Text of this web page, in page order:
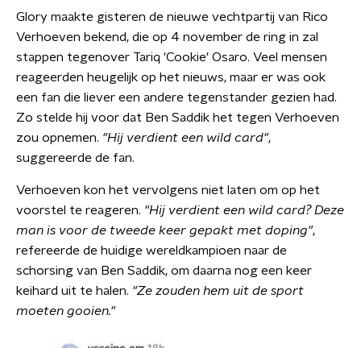
Glory maakte gisteren de nieuwe vechtpartij van Rico
Verhoeven bekend, die op 4 november de ring in zal
stappen tegenover Tariq 'Cookie' Osaro. Veel mensen
reageerden heugelijk op het nieuws, maar er was ook
een fan die liever een andere tegenstander gezien had.
Zo stelde hij voor dat Ben Saddik het tegen Verhoeven
zou opnemen. "Hij verdient een wild card",
suggereerde de fan.
Verhoeven kon het vervolgens niet laten om op het
voorstel te reageren. "Hij verdient een wild card? Deze
man is voor de tweede keer gepakt met doping",
refereerde de huidige wereldkampioen naar de
schorsing van Ben Saddik, om daarna nog een keer
keihard uit te halen. "Ze zouden hem uit de sport
moeten gooien."